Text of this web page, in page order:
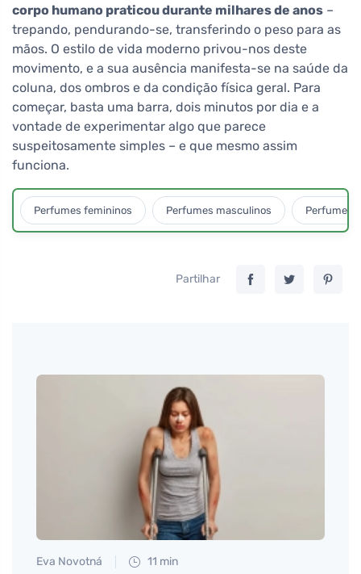
corpo humano praticou durante milhares de anos –
trepando, pendurando-se, transferindo o peso para as
mãos. O estilo de vida moderno privou-nos deste
movimento, e a sua ausência manifesta-se na saúde da
coluna, dos ombros e da condição física geral. Para
começar, basta uma barra, dois minutos por dia e a
vontade de experimentar algo que parece
suspeitosamente simples – e que mesmo assim
funciona.
Perfumes femininos Perfumes masculinos Perfumes
Partilhar
Eva Novotná 11 min